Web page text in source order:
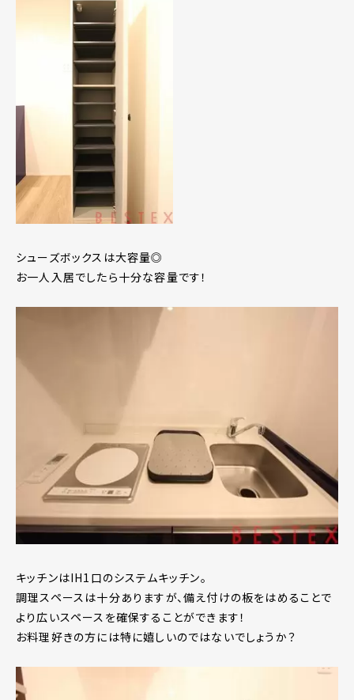
シューズボックスは大容量◎
お一人入居でしたら十分な容量です！
キッチンはIH1口のシステムキッチン。
調理スペースは十分ありますが、備え付けの板をはめることで
より広いスペースを確保することができます！
お料理好きの方には特に嬉しいのではないでしょうか？